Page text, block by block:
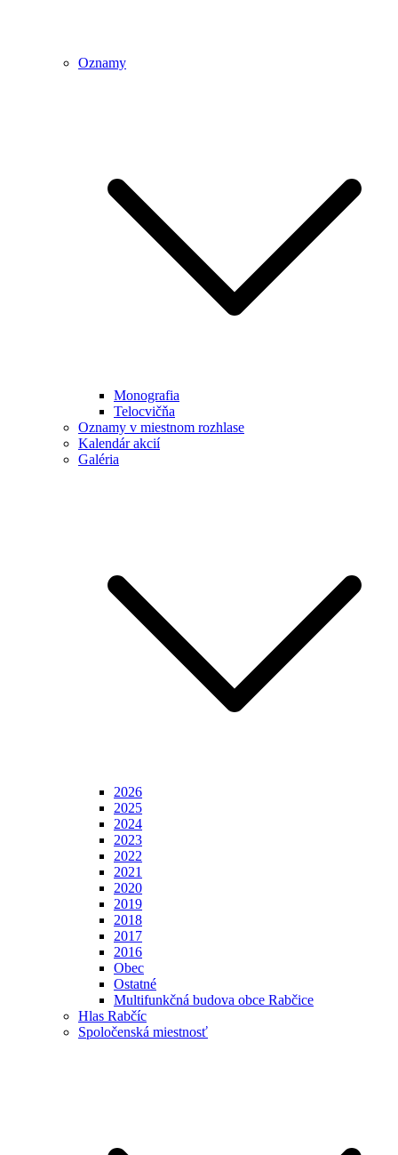
Oznamy
Monografia
Telocvičňa
Oznamy v miestnom rozhlase
Kalendár akcií
Galéria
2026
2025
2024
2023
2022
2021
2020
2019
2018
2017
2016
Obec
Ostatné
Multifunkčná budova obce Rabčice
Hlas Rabčíc
Spoločenská miestnosť